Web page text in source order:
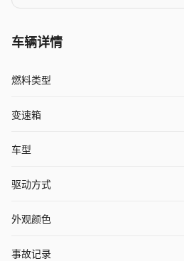
车辆详情
燃料类型
变速箱
车型
驱动方式
外观颜色
事故记录